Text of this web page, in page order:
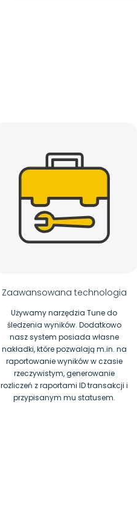
Zaawansowana technologia
Używamy narzędzia Tune do
śledzenia wyników. Dodatkowo
nasz system posiada własne
nakładki, które pozwalają m.in. na
raportowanie wyników w czasie
rzeczywistym, generowanie
rozliczeń z raportami ID transakcji i
przypisanym mu statusem.